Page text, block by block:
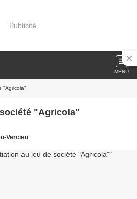
Publicité
MENU
"Agricola"
"Agricola"
Vercieu